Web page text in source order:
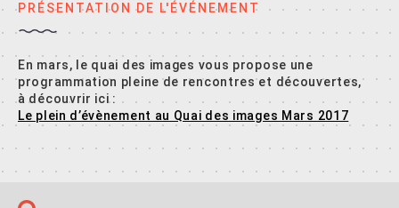
PRÉSENTATION DE L'ÉVÉNEMENT
En mars, le quai des images vous propose une
programmation pleine de rencontres et découvertes,
à découvrir ici :
Le plein d’évènement au Quai des images Mars 2017